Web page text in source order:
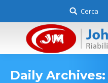
Search:
Cerca
Daily Archives: